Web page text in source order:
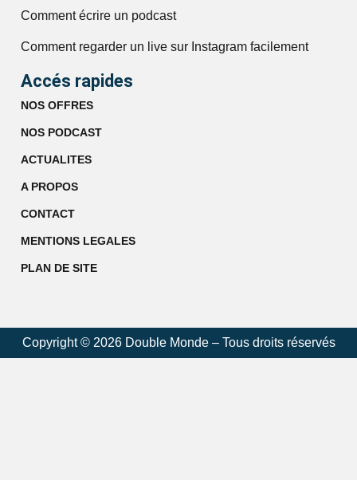
Comment écrire un podcast
Comment regarder un live sur Instagram facilement
Accés rapides
NOS OFFRES
NOS PODCAST
ACTUALITES
A PROPOS
CONTACT
MENTIONS LEGALES
PLAN DE SITE
Copyright © 2026 Double Monde – Tous droits réservés